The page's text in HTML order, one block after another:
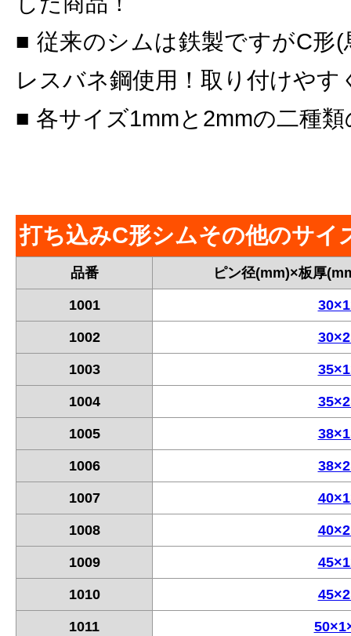
■ 従来のシムは鉄製ですがC形
レスバネ鋼使用！取り付けやす
■ 各サイズ1mmと2mmの二種
打ち込みC形シムその他のサイ
品番 ピン径(mm)×板厚
1001
1002
1003
1004
1005
1006
1007
1008
1009
1010
1011